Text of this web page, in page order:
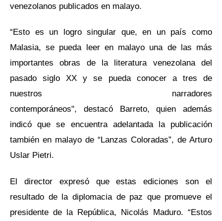
venezolanos publicados en malayo.
“Esto es un logro singular que, en un país como
Malasia, se pueda leer en malayo una de las más
importantes obras de la literatura venezolana del
pasado siglo XX y se pueda conocer a tres de
nuestros narradores
contemporáneos", destacó Barreto, quien además
indicó que se encuentra adelantada la publicación
también en malayo de “Lanzas Coloradas”, de Arturo
Uslar Pietri.
El director expresó que estas ediciones son el
resultado de la diplomacia de paz que promueve el
presidente de la República, Nicolás Maduro. “Estos